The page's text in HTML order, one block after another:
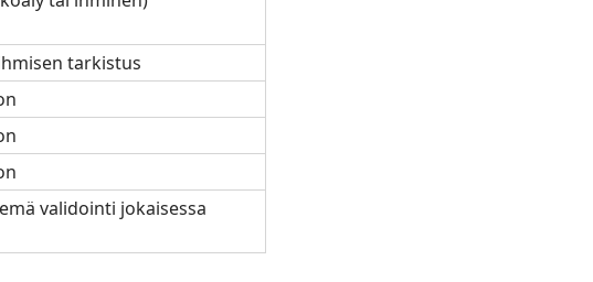
tarkistus
validointi jokaisessa